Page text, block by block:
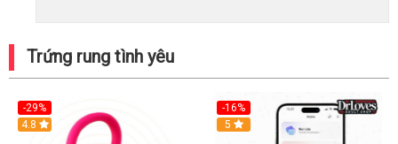
Trứng rung tình yêu
-29%
Hot
4.8
-16%
Hot
5